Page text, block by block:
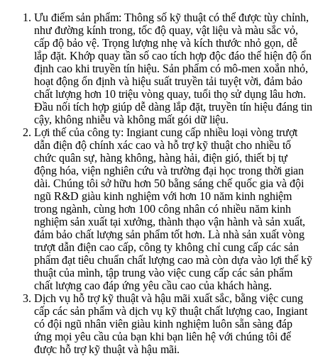
Ưu điểm sản phẩm: Thông số kỹ thuật có thể được tùy chỉnh,
như đường kính trong, tốc độ quay, vật liệu và màu sắc vỏ,
cấp độ bảo vệ. Trọng lượng nhẹ và kích thước nhỏ gọn, dễ
lắp đặt. Khớp quay tần số cao tích hợp độc đáo thể hiện độ ổn
định cao khi truyền tín hiệu. Sản phẩm có mô-men xoắn nhỏ,
hoạt động ổn định và hiệu suất truyền tải tuyệt vời, đảm bảo
chất lượng hơn 10 triệu vòng quay, tuổi thọ sử dụng lâu hơn.
Đầu nối tích hợp giúp dễ dàng lắp đặt, truyền tín hiệu đáng tin
cậy, không nhiễu và không mất gói dữ liệu.
Lợi thế của công ty: Ingiant cung cấp nhiều loại vòng trượt
dẫn điện độ chính xác cao và hỗ trợ kỹ thuật cho nhiều tổ
chức quân sự, hàng không, hàng hải, điện gió, thiết bị tự
động hóa, viện nghiên cứu và trường đại học trong thời gian
dài. Chúng tôi sở hữu hơn 50 bằng sáng chế quốc gia và đội
ngũ R&D giàu kinh nghiệm với hơn 10 năm kinh nghiệm
trong ngành, cùng hơn 100 công nhân có nhiều năm kinh
nghiệm sản xuất tại xưởng, thành thạo vận hành và sản xuất,
đảm bảo chất lượng sản phẩm tốt hơn. Là nhà sản xuất vòng
trượt dẫn điện cao cấp, công ty không chỉ cung cấp các sản
phẩm đạt tiêu chuẩn chất lượng cao mà còn dựa vào lợi thế kỹ
thuật của mình, tập trung vào việc cung cấp các sản phẩm
chất lượng cao đáp ứng yêu cầu cao của khách hàng.
Dịch vụ hỗ trợ kỹ thuật và hậu mãi xuất sắc, bằng việc cung
cấp các sản phẩm và dịch vụ kỹ thuật chất lượng cao, Ingiant
có đội ngũ nhân viên giàu kinh nghiệm luôn sẵn sàng đáp
ứng mọi yêu cầu của bạn khi bạn liên hệ với chúng tôi để
được hỗ trợ kỹ thuật và hậu mãi.